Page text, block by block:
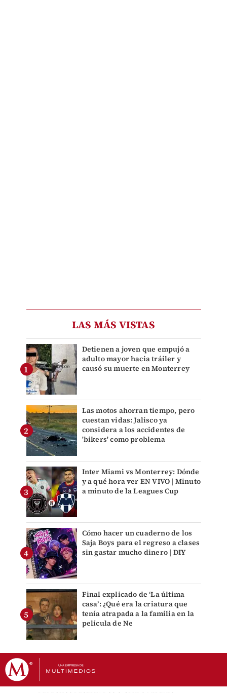
LAS MÁS VISTAS
Detienen a joven que empujó a
adulto mayor hacia tráiler y
causó su muerte en Monterrey
Las motos ahorran tiempo, pero
cuestan vidas: Jalisco ya
considera a los accidentes de
'bikers' como problema
Inter Miami vs Monterrey: Dónde
y a qué hora ver EN VIVO | Minuto
a minuto de la Leagues Cup
Cómo hacer un cuaderno de los
Saja Boys para el regreso a clases
sin gastar mucho dinero | DIY
Final explicado de ‘La última
casa’: ¿Qué era la criatura que
tenía atrapada a la familia en la
película de Ne